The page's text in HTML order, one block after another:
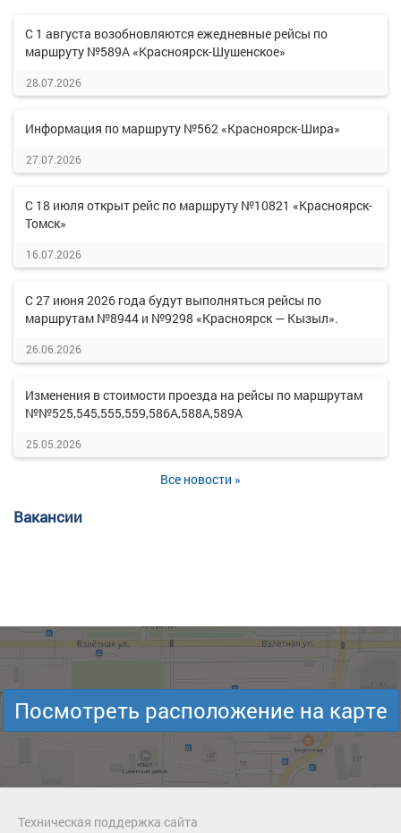
С 1 августа возобновляются ежедневные рейсы по
маршруту №589А «Красноярск-Шушенское»
28.07.2026
Информация по маршруту №562 «Красноярск-Шира»
27.07.2026
С 18 июля открыт рейс по маршруту №10821 «Красноярск-
Томск»
16.07.2026
С 27 июня 2026 года будут выполняться рейсы по
маршрутам №8944 и №9298 «Красноярск — Кызыл».
26.06.2026
Изменения в стоимости проезда на рейсы по маршрутам
№№525,545,555,559,586А,588А,589А
25.05.2026
Все новости »
Вакансии
Посмотреть расположение на карте
Техническая поддержка сайта